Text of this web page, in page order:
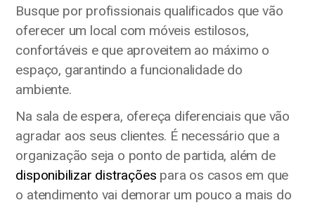
Busque por profissionais qualificados que vão
oferecer um local com móveis estilosos,
confortáveis e que aproveitem ao máximo o
espaço, garantindo a funcionalidade do
ambiente.
Na sala de espera, ofereça diferenciais que vão
agradar aos seus clientes. É necessário que a
organização seja o ponto de partida, além de
disponibilizar distrações para os casos em que
o atendimento vai demorar um pouco a mais do